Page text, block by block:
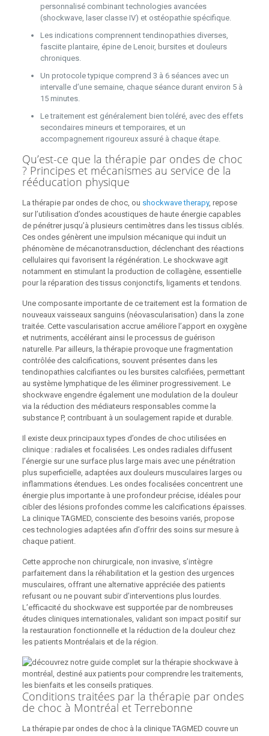
personnalisé combinant technologies avancées
(shockwave, laser classe IV) et ostéopathie spécifique.
Les indications comprennent tendinopathies diverses,
fasciite plantaire, épine de Lenoir, bursites et douleurs
chroniques.
Un protocole typique comprend 3 à 6 séances avec un
intervalle d’une semaine, chaque séance durant environ 5 à
15 minutes.
Le traitement est généralement bien toléré, avec des effets
secondaires mineurs et temporaires, et un
accompagnement rigoureux assuré à chaque étape.
Qu’est-ce que la thérapie par ondes de choc
? Principes et mécanismes au service de la
rééducation physique
La thérapie par ondes de choc, ou shockwave therapy, repose
sur l’utilisation d’ondes acoustiques de haute énergie capables
de pénétrer jusqu’à plusieurs centimètres dans les tissus ciblés.
Ces ondes génèrent une impulsion mécanique qui induit un
phénomène de mécanotransduction, déclenchant des réactions
cellulaires qui favorisent la régénération. Le shockwave agit
notamment en stimulant la production de collagène, essentielle
pour la réparation des tissus conjonctifs, ligaments et tendons.
Une composante importante de ce traitement est la formation de
nouveaux vaisseaux sanguins (néovascularisation) dans la zone
traitée. Cette vascularisation accrue améliore l’apport en oxygène
et nutriments, accélérant ainsi le processus de guérison
naturelle. Par ailleurs, la thérapie provoque une fragmentation
contrôlée des calcifications, souvent présentes dans les
tendinopathies calcifiantes ou les bursites calcifiées, permettant
au système lymphatique de les éliminer progressivement. Le
shockwave engendre également une modulation de la douleur
via la réduction des médiateurs responsables comme la
substance P, contribuant à un soulagement rapide et durable.
Il existe deux principaux types d’ondes de choc utilisées en
clinique : radiales et focalisées. Les ondes radiales diffusent
l’énergie sur une surface plus large mais avec une pénétration
plus superficielle, adaptées aux douleurs musculaires larges ou
inflammations étendues. Les ondes focalisées concentrent une
énergie plus importante à une profondeur précise, idéales pour
cibler des lésions profondes comme les calcifications épaisses.
La clinique TAGMED, consciente des besoins variés, propose
ces technologies adaptées afin d’offrir des soins sur mesure à
chaque patient.
Cette approche non chirurgicale, non invasive, s’intègre
parfaitement dans la réhabilitation et la gestion des urgences
musculaires, offrant une alternative appréciée des patients
refusant ou ne pouvant subir d’interventions plus lourdes.
L’efficacité du shockwave est supportée par de nombreuses
études cliniques internationales, validant son impact positif sur
la restauration fonctionnelle et la réduction de la douleur chez
les patients Montréalais et de la région.
Conditions traitées par la thérapie par ondes
de choc à Montréal et Terrebonne
La thérapie par ondes de choc à la clinique TAGMED couvre un